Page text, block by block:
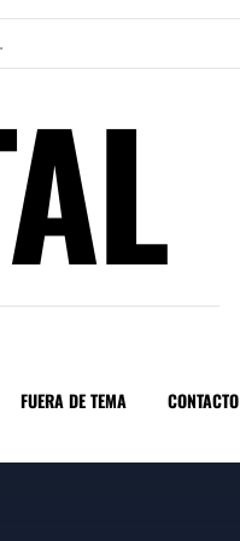
FUERA DE TEMA CONTACTO